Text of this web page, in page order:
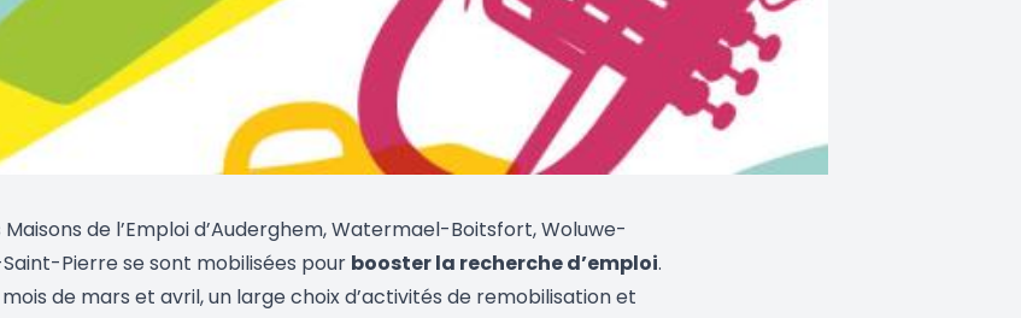
de l’Emploi d’Auderghem, Watermael-Boitsfort, Woluwe-
Pierre se sont mobilisées pour booster la recherche d’emploi.
de mars et avril, un large choix d’activités de remobilisation et